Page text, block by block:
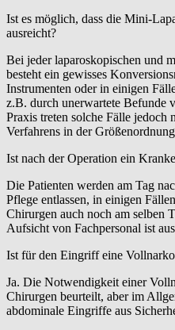
Ist es möglich, dass die Mini-
ausreicht?
Bei jeder laparoskopischen und
besteht ein gewisses
Instrumenten oder in einigen
z.B. durch unerwartete Befunde
Praxis treten solche Fälle jedoch
Verfahrens in der
Ist nach der Operation ein
Die Patienten werden am Tag
Pflege entlassen, in einigen
Chirurgen auch noch am selben
Aufsicht von Fachpersonal ist
Ist für den Eingriff eine
Ja. Die Notwendigkeit einer
Chirurgen beurteilt, aber im
abdominale Eingriffe aus